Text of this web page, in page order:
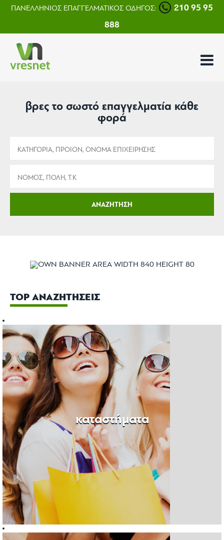
ΠΑΝΕΛΛΗΝΙΟΣ ΕΠΑΓΓΕΛΜΑΤΙΚΟΣ ΟΔΗΓΟΣ:
210 95 95
888
βρες το σωστό επαγγελματία κάθε
φορά
TOP ANAZHTHΣΕΙΣ
καταστήματα